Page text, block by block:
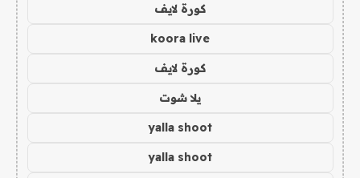
كورة لايف
koora live
كورة لايف
يلا شوت
yalla shoot
yalla shoot